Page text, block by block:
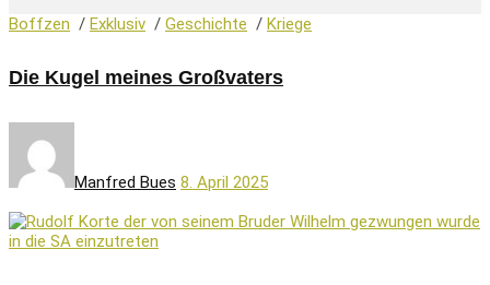
Boffzen / Exklusiv / Geschichte / Kriege
Die Kugel meines Großvaters
Manfred Bues 8. April 2025